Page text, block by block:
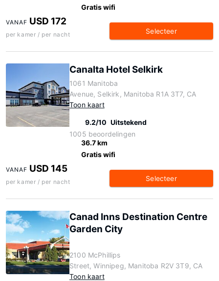
Gratis wifi
VANAF USD 172
per kamer / per nacht Selecteer
Canalta Hotel Selkirk
1061 Manitoba
Avenue, Selkirk, Manitoba R1A 3T7, CA
Toon kaart
9.2/10 Uitstekend
1005 beoordelingen
36.7 km
Gratis wifi
VANAF USD 145
per kamer / per nacht Selecteer
Canad Inns Destination Centre
Garden City
2100 McPhillips
Street, Winnipeg, Manitoba R2V 3T9, CA
Toon kaart